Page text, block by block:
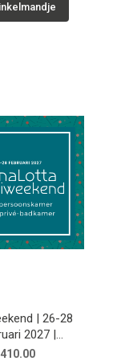
| 26-28
2027 |
privé